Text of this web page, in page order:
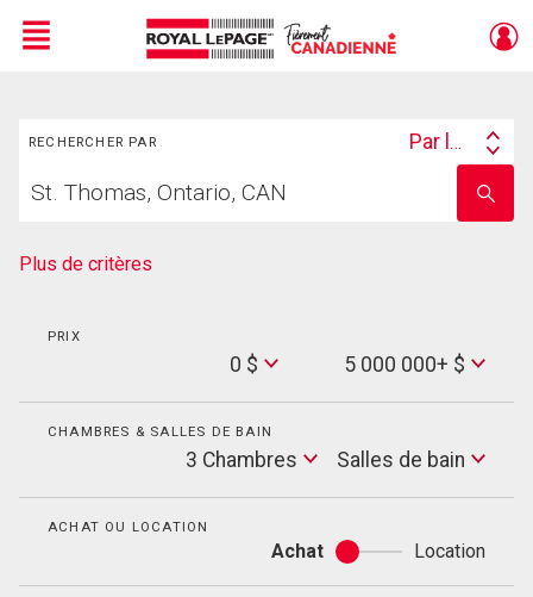
Menu
RECHERCHER PAR
Search
Par lieu
votre
nom
Plus de critères
PRIX
0 $
Max
Price
5 000 000+ $
CHAMBRES & SALLES DE BAIN
3 Chambres
Salles
de
Salles de bain
ACHAT OU LOCATION
Achat
Achat
ou
Location